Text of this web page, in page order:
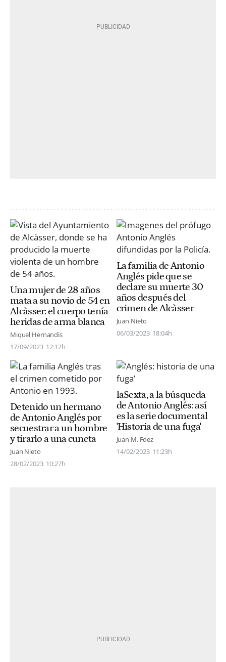
Una mujer de 28 años
mata a su novio de 54 en
Alcàsser: el cuerpo tenía
heridas de arma blanca
Miquel Hernandis
17/09/2023 12:12h
La familia de Antonio
Anglés pide que se
declare su muerte 30
años después del
crimen de Alcàsser
Juan Nieto
06/03/2023 18:04h
Detenido un hermano
de Antonio Anglés por
secuestrar a un hombre
y tirarlo a una cuneta
Juan Nieto
28/02/2023 10:27h
laSexta, a la búsqueda
de Antonio Anglés: así
es la serie documental
'Historia de una fuga'
Juan M. Fdez
14/02/2023 11:23h